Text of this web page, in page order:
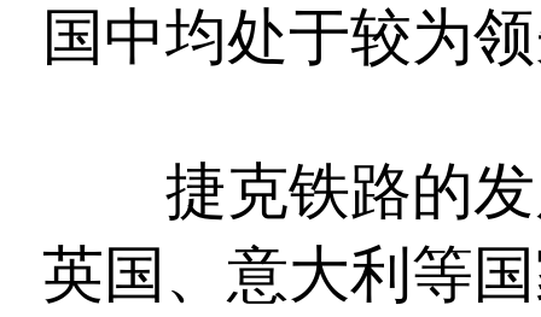
国中均处于较为
捷克铁路的发
英国、意大利等